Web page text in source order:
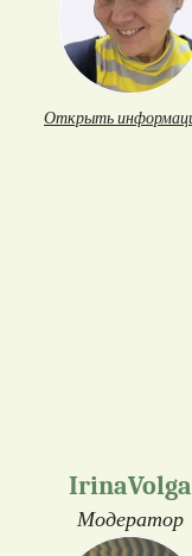
Открыть
IrinaVolga
Модератор